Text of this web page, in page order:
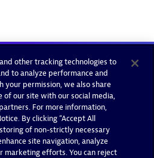
other tracking technologies to
to analyze performance and
permission, we also share
of our site with our social media,
For more information,
By clicking “Accept All
of non-strictly necessary
site navigation, analyze
marketing efforts. You can reject